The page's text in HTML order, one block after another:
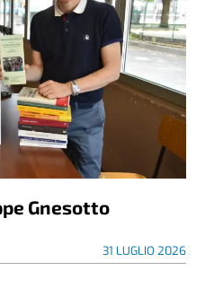
Gnesotto
31 LUGLIO 2026